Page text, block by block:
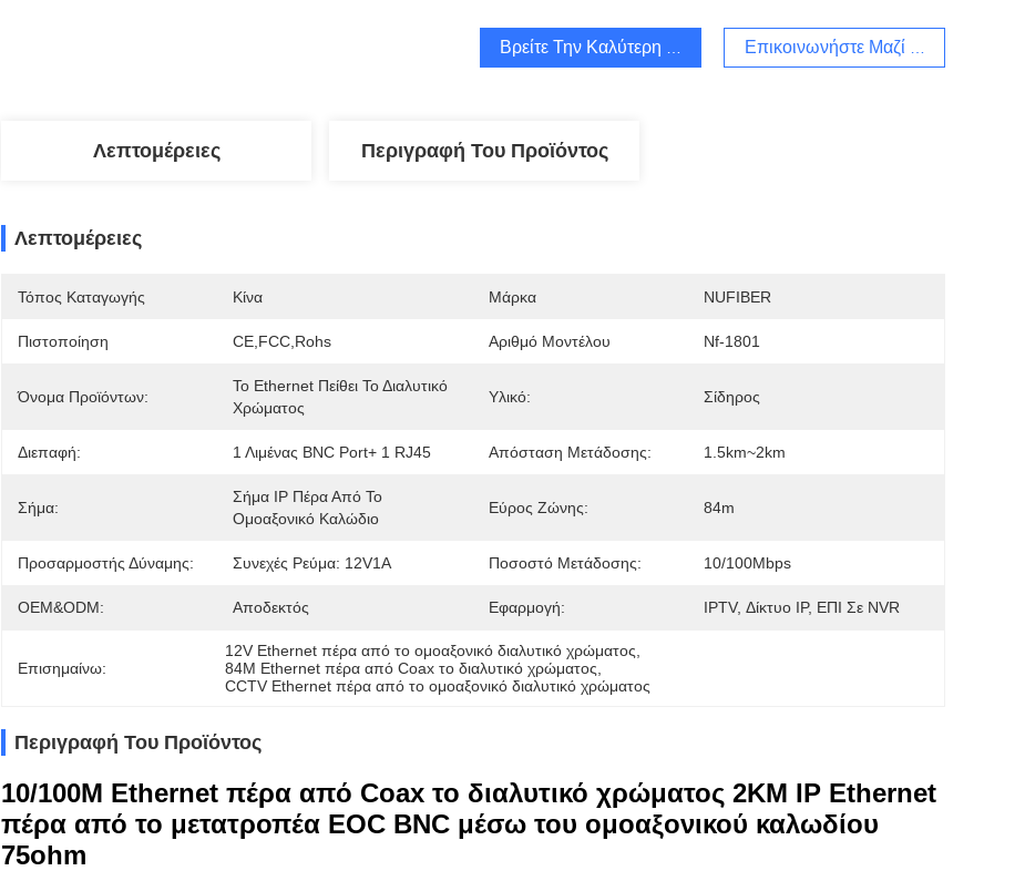
Βρείτε Την Καλύτερη Τιμή Επικοινωνήστε Μαζί Μας
Λεπτομέρειες Περιγραφή Του Προϊόντος
Λεπτομέρειες
Τόπος Καταγωγής Κίνα Μάρκα NUFIBER
Πιστοποίηση CE,FCC,Rohs Αριθμό Μοντέλου Nf-1801
Όνομα Προϊόντων:
Το Ethernet Πείθει Το Διαλυτικό
Χρώματος
Υλικό: Σίδηρος
Διεπαφή: 1 Λιμένας BNC Port+ 1 RJ45 Απόσταση Μετάδοσης: 1.5km~2km
Σήμα:
Σήμα IP Πέρα Από Το
Ομοαξονικό Καλώδιο
Εύρος Ζώνης: 84m
Προσαρμοστής Δύναμης: Συνεχές Ρεύμα: 12V1A Ποσοστό Μετάδοσης: 10/100Mbps
OEM&ODM: Αποδεκτός Εφαρμογή: IPTV, Δίκτυο IP, ΕΠΙ Σε NVR
Επισημαίνω:
12V Ethernet πέρα από το ομοαξονικό διαλυτικό χρώματος
84M Ethernet πέρα από Coax το διαλυτικό χρώματος
CCTV Ethernet πέρα από το ομοαξονικό διαλυτικό χρώματος
Περιγραφή Του Προϊόντος
10/100M Ethernet πέρα από Coax το διαλυτικό χρώματος 2KM IP Ethernet
πέρα από το μετατροπέα EOC BNC μέσω του ομοαξονικού καλωδίου
75ohm